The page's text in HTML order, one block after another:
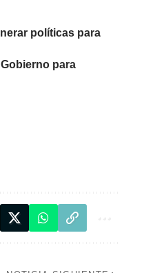
políticas para
para